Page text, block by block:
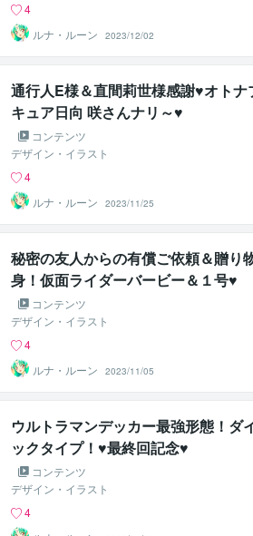
4
ルナ・ルーン
2023/12/02
通行人E様＆直間莉世様感謝♥オトナ
キュア日向 咲さんナリ～♥
コンテンツ
デザイン・イラスト
4
ルナ・ルーン
2023/11/25
秘密の友人からの有償ご依頼＆贈り
身！仮面ライダーバービー＆１号♥
コンテンツ
デザイン・イラスト
4
ルナ・ルーン
2023/11/05
ウルトラマンデッカー最強形態！ダ
ックタイプ！♥最終回記念♥
コンテンツ
デザイン・イラスト
4